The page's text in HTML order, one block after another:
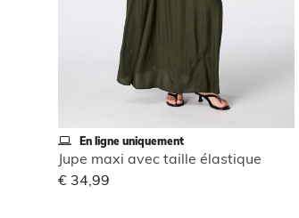
En ligne uniquement
Jupe maxi avec taille élastique
€ 34,99